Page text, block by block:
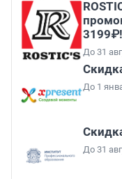
3199₽!
До 31
До 1
До 31